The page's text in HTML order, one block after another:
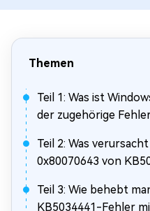
Themen
Teil 1: Was ist
der zugehörige
Teil 2: Was
0x80070643 von
Teil 3: Wie behebt
KB5034441-Fehler